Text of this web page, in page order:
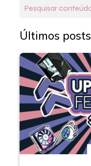
Últimos posts